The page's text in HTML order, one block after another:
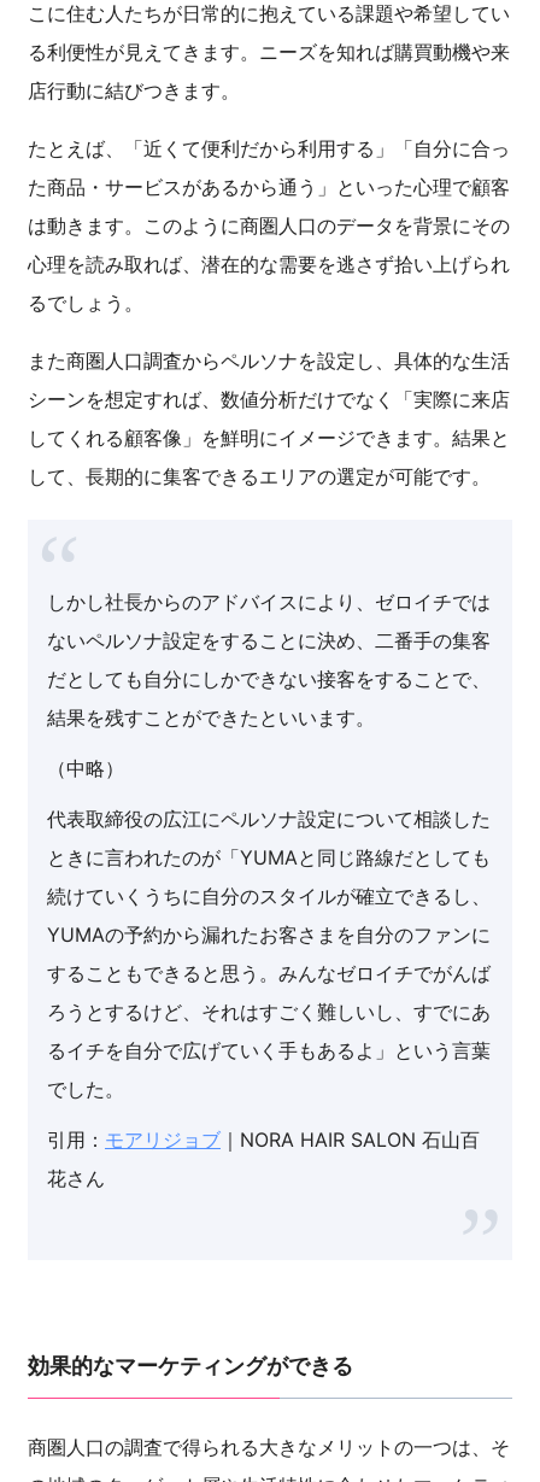
こに住む人たちが日常的に抱えている課題や希望してい
る利便性が見えてきます。ニーズを知れば購買動機や来
店行動に結びつきます。
たとえば、「近くて便利だから利用する」「自分に合っ
た商品・サービスがあるから通う」といった心理で顧客
は動きます。このように商圏人口のデータを背景にその
心理を読み取れば、潜在的な需要を逃さず拾い上げられ
るでしょう。
また商圏人口調査からペルソナを設定し、具体的な生活
シーンを想定すれば、数値分析だけでなく「実際に来店
してくれる顧客像」を鮮明にイメージできます。結果と
して、長期的に集客できるエリアの選定が可能です。
しかし社長からのアドバイスにより、ゼロイチでは
ないペルソナ設定をすることに決め、二番手の集客
だとしても自分にしかできない接客をすることで、
結果を残すことができたといいます。
（中略）
代表取締役の広江にペルソナ設定について相談した
ときに言われたのが「YUMAと同じ路線だとしても
続けていくうちに自分のスタイルが確立できるし、
YUMAの予約から漏れたお客さまを自分のファンに
することもできると思う。みんなゼロイチでがんば
ろうとするけど、それはすごく難しいし、すでにあ
るイチを自分で広げていく手もあるよ」という言葉
でした。
引用： モアリジョブ ｜NORA HAIR SALON 石山百
花さん
効果的なマーケティングができる
商圏人口の調査で得られる大きなメリットの一つは、そ